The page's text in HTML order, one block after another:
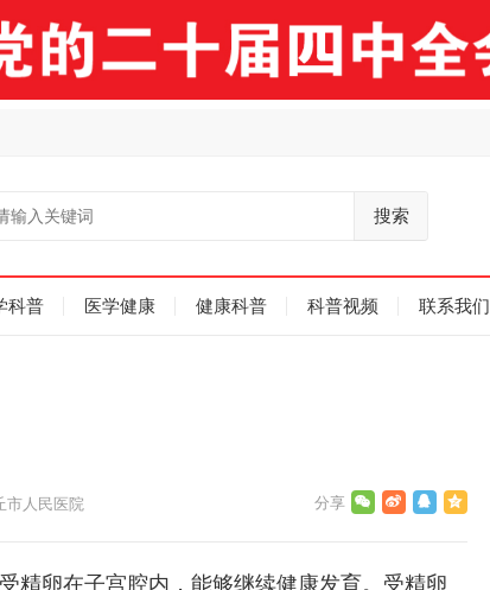
搜索
科普 医学健康 健康科普 科普视频 联系我们
市人民医院
精卵在子宫腔内，能够继续健康发育。受精卵